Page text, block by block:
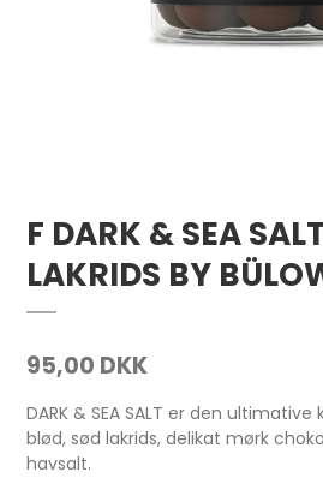
F DARK & SEA
LAKRIDS BY
95,00 DKK
DARK & SEA SALT er den
blød, sød lakrids, delikat mørk
havsalt.